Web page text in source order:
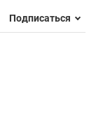
Подписаться